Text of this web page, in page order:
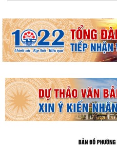
THƯỜNG TRỰC HĐND PHƯỜNG
THƯỜNG KỲ THÁNG 8 NĂM 2026
UBND PHƯỜNG LƯU KIẾM TỔ CHỨC
NĂM 2026
UBDN phường Lưu Kiếm thông báo